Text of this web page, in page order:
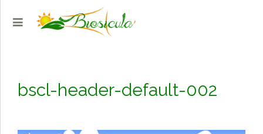
bscl-header-default-002